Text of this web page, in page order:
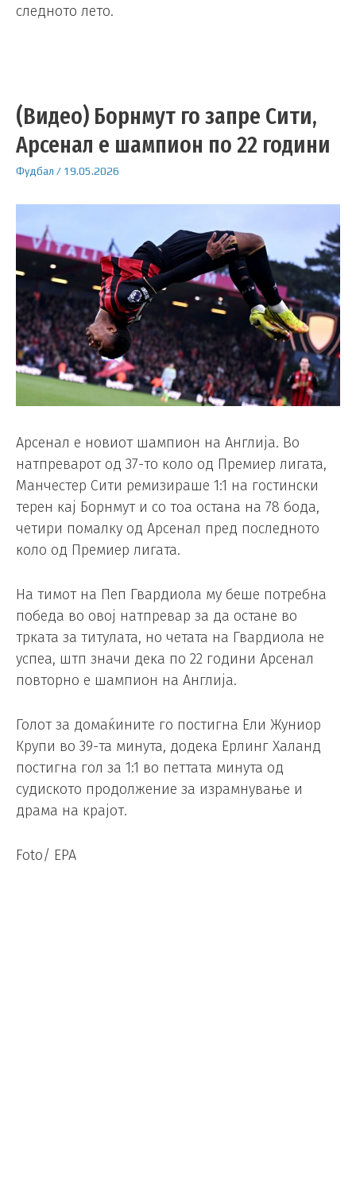
следното лето.
(Видео) Борнмут го запре Сити,
Арсенал е шампион по 22 години
Фудбал / 19.05.2026
Арсенал е новиот шампион на Англија. Во
натпреварот од 37-то коло од Премиер лигата,
Манчестер Сити ремизираше 1:1 на гостински
терен кај Борнмут и со тоа остана на 78 бода,
четири помалку од Арсенал пред последното
коло од Премиер лигата.
На тимот на Пеп Гвардиола му беше потребна
победа во овој натпревар за да остане во
трката за титулата, но четата на Гвардиола не
успеа, штп значи дека по 22 години Арсенал
повторно е шампион на Англија.
Голот за домаќините го постигна Ели Жуниор
Крупи во 39-та минута, додека Ерлинг Халанд
постигна гол за 1:1 во петтата минута од
судиското продолжение за израмнување и
драма на крајот.
Foto/ EPA